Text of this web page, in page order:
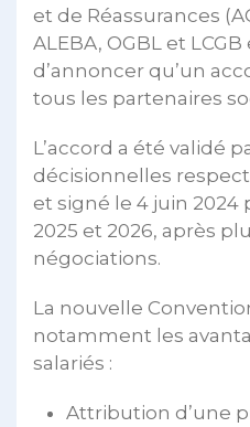
et de Réassurances
ALEBA, OGBL et
d’annoncer qu’un
tous les partenaires
L’accord a été validé
décisionnelles
et signé le 4 juin 2024
2025 et 2026, après
négociations.
La nouvelle
notamment les
salariés :
Attribution d’une